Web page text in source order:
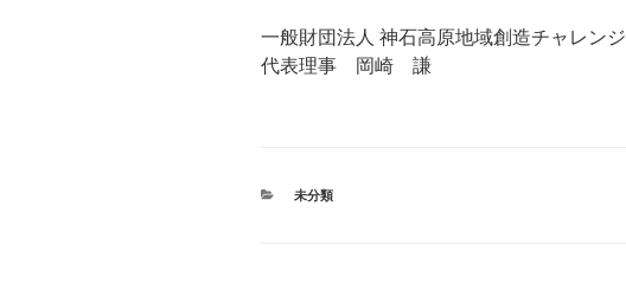
一般財団法人 神石高原地域創造チャレン
代表理事 岡崎 謙
カ
未分類